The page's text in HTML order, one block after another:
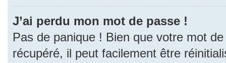
J’ai perdu mon mot de passe !
Pas de panique ! Bien que votre mot
récupéré, il peut facilement être